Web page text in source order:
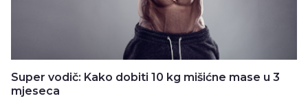
Super vodič: Kako dobiti 10 kg mišićne mase u 3
mjeseca